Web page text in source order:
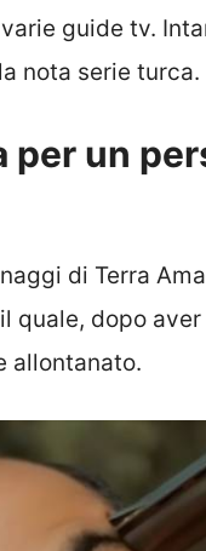
guide tv.
nota serie turca.
per un
di Terra
quale, dopo aver
allontanato.